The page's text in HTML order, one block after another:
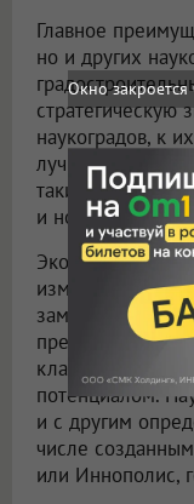
Главное
но и других
стратегическую
наукоградов, к
лучших
такие города
и новыми
Экономические
изменили
замкнутых
превратились в
кластеры и
потенциалом.
и с другим
числе
или Иннополис,
Окно закроется